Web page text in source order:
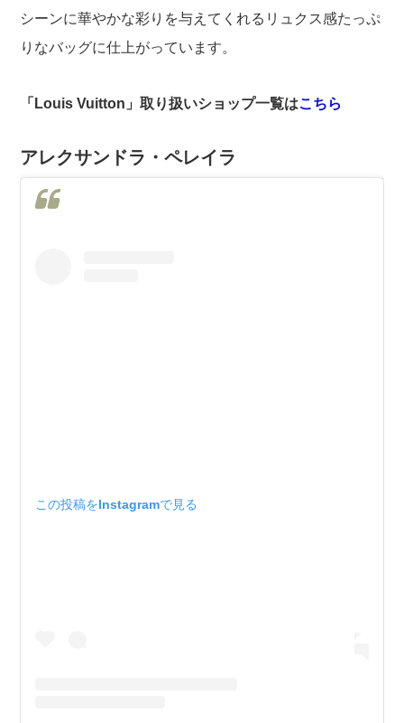
シーンに華やかな彩りを与えてくれるリュクス感たっぷ
りなバッグに仕上がっています。
「Louis Vuitton」取り扱いショップ一覧はこちら
アレクサンドラ・ペレイラ
この投稿をInstagramで見る